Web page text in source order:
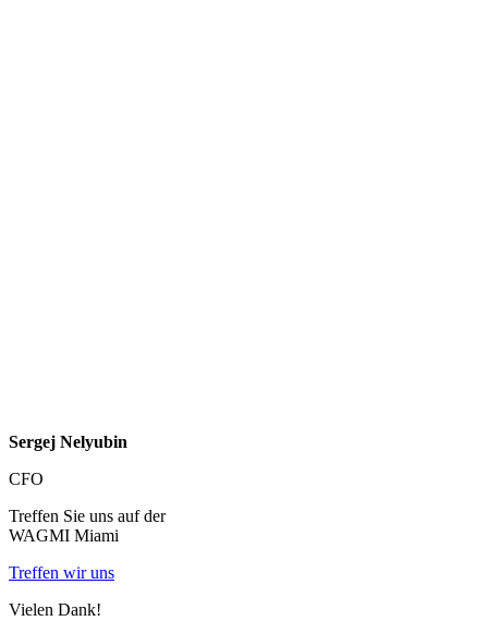
Sergej Nelyubin
CFO
Treffen Sie uns auf der
WAGMI Miami
Treffen wir uns
Vielen Dank!